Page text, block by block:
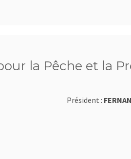
la Pêche et la
Président :